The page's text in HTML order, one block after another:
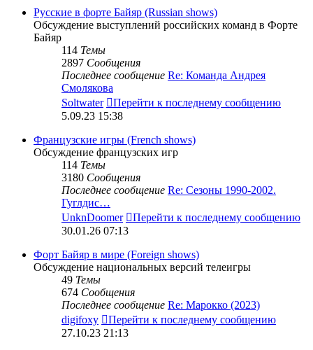
Русские в форте Байяр (Russian shows)
Обсуждение выступлений российских команд в Форте
Байяр
114 Темы
2897 Сообщения
Последнее сообщение Re: Команда Андрея
Смолякова
Soltwater
Перейти к последнему сообщению
5.09.23 15:38
Французские игры (French shows)
Обсуждение французских игр
114 Темы
3180 Сообщения
Последнее сообщение Re: Сезоны 1990-2002.
Гуглдис…
UnknDoomer
Перейти к последнему сообщению
30.01.26 07:13
Форт Байяр в мире (Foreign shows)
Обсуждение национальных версий телеигры
49 Темы
674 Сообщения
Последнее сообщение Re: Марокко (2023)
digifoxy
Перейти к последнему сообщению
27.10.23 21:13